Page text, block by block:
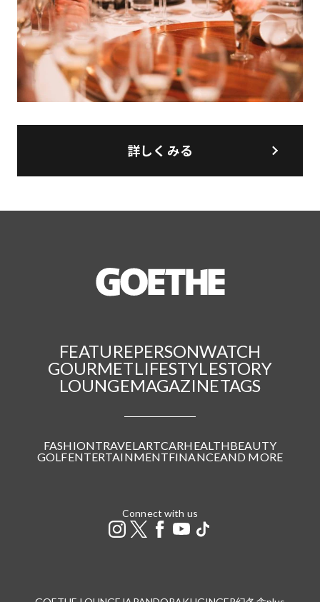
詳しくみる
FEATUREPERSONWATCH
GOURMETLIFESTYLESTORY
LOUNGEMAGAZINETAGS
FASHIONTRAVELARTCARHEALTHBEAUTY
GOLFENTERTAINMENTFINANCEAND MORE
Connect with us